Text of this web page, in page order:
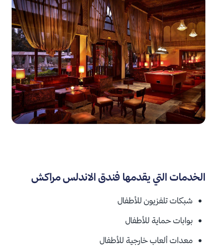
الخدمات التي يقدمها فندق الاندلس مراكش
شبكات تلفزيون للأطفال
بوابات حماية للأطفال
معدات ألعاب خارجية للأطفال